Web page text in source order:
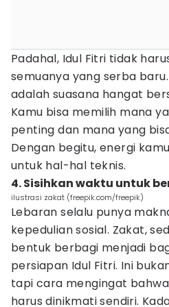
Padahal, Idul Fitri tidak
semuanya yang serba
adalah suasana hangat
Kamu bisa memilih mana
penting dan mana yang
Dengan begitu, energi
untuk hal-hal teknis.
4. Sisihkan waktu untuk
ilustrasi zakat (freepik.com/freepik)
Lebaran selalu punya
kepedulian sosial. Zakat,
bentuk berbagi menjadi
persiapan Idul Fitri. Ini
tapi cara mengingat
harus dinikmati sendiri.